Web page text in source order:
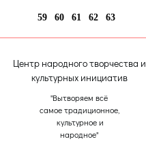
59 60 61 62 63
Центр народного творчества и
культурных инициатив
"Вытворяем всё
самое традиционное,
культурное и
народное"